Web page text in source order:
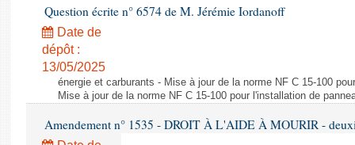
Question écrite n° 6574 de M. Jérémie Iordanoff
Date de
dépôt :
13/05/2025
énergie et carburants - Mise à jour de la norme NF C 15-100
Mise à jour de la norme NF C 15-100 pour l'installation de
Amendement n° 1535 - DROIT À L'AIDE À MOURIR -